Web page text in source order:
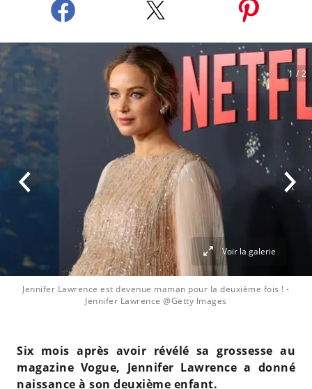
Jennifer Lawrence est devenue maman pour la deuxième fois ! -
Jennifer Lawrence @Getty Images
1 / 2
Voir la galerie
Six mois après avoir révélé sa grossesse au
magazine Vogue, Jennifer Lawrence a donné
naissance à son deuxième enfant.